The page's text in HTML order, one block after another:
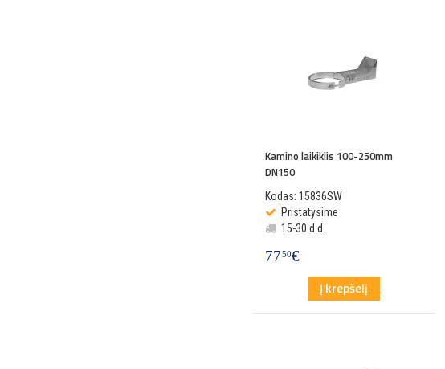
Kamino laikiklis 100-250mm
DN150
Kodas: 15836SW
Pristatysime
15-30 d.d.
7750€
Į krepšelį